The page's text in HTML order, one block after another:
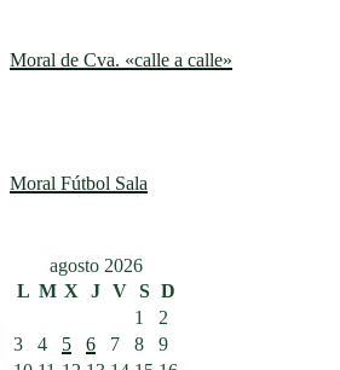
Moral de Cva. «calle a calle»
Moral Fútbol Sala
agosto 2026
L M X J V S D
1
2
3
4 5 6 7 8
9